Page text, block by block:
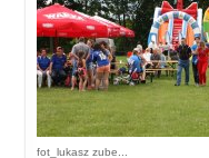
fot_lukasz zube...